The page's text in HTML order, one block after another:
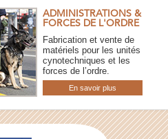
ADMINISTRATIONS &
FORCES DE L'ORDRE
Fabrication et vente de
matériels pour les unités
cynotechniques et les
forces de l’ordre.
En savoir plus